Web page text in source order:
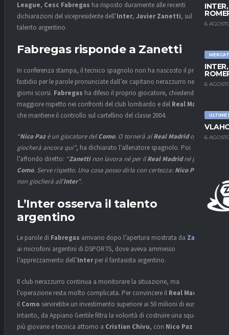
6
6
ULTIME
6
League, Cesc Fabregas ha risposto duramente alle recenti
dichiarazioni del vicepresidente dell’Inter, Javier Zanetti, sul
talento argentino.
Fabregas risponde a Zanetti
In conferenza stampa, il tecnico spagnolo non ha nascosto il proprio
fastidio per le parole pronunciate dall’ex capitano nerazzurro nei
giorni scorsi. Fabregas ha difeso il proprio giocatore, chiedendo
maggiore rispetto nei confronti del club lombardo e del Real Madrid
che mantiene il controllo sul cartellino del classe 2004.
“Nico Pazè un giocatore delComo. O tornerà alReal Madridoppure
giocherà ancora qui”, ha dichiarato l’allenatore spagnolo. Poi
l’affondo diretto: “Zanettinon lavora né per ilReal Madridné per il
Como. Serve rispetto. Una cosa posso dirla con certezza:Nico Paz
non giocherà all’Inter”.
L’Inter osserva il talento
argentino
Le parole di Fabregas arrivano dopo l’apertura mostrata da Zanetti
ai microfoni argentini di DSPORTS, dove aveva ammesso
l’apprezzamento dell’Interper il fantasista argentino.
Il club nerazzurro continua a monitorare la situazione, ma
l’operazione resta molto complicata. Per convincere il Real Madrid
il Como servirebbe un investimento superiore ai 50 milioni di euro.
Intanto, da Appiano Gentile filtra la volontà di costruire una squadra
più giovane e tecnica attorno a Cristian Chivu, con Nico Paz